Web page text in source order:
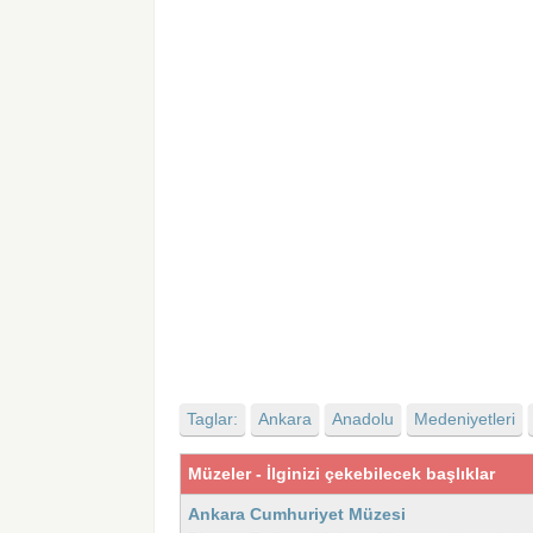
Taglar: Ankara Anadolu Medeniyetleri
Müzeler - İlginizi çekebilecek başlıklar
Ankara Cumhuriyet Müzesi